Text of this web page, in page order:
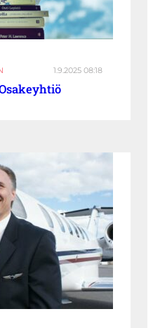
1.9.2025 08:18